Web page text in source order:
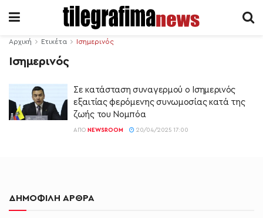
Αρχική Ετικέτα Ισημερινός
Ισημερινός
Σε κατάσταση συναγερμού ο Ισημερινός
εξαιτίας φερόμενης συνωμοσίας κατά της
ζωής του Νομπόα
ΑΠΌ NEWSROOM 20/04/2025 17:00
ΔΗΜΟΦΙΛΗ ΑΡΘΡΑ